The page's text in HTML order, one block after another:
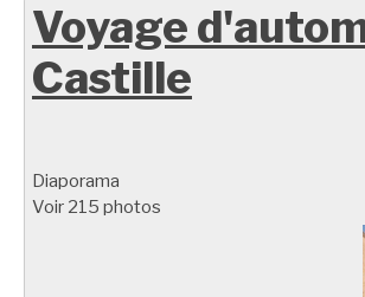
Voyage
Castille
Diaporama
Voir 215 photos